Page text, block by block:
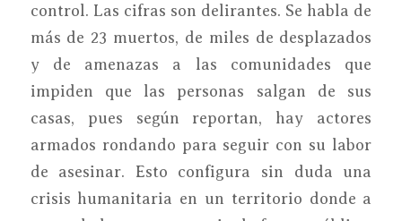
control. Las cifras son delirantes. Se habla de
más de 23 muertos, de miles de desplazados
y de amenazas a las comunidades que
impiden que las personas salgan de sus
casas, pues según reportan, hay actores
armados rondando para seguir con su labor
de asesinar. Esto configura sin duda una
crisis humanitaria en un territorio donde a